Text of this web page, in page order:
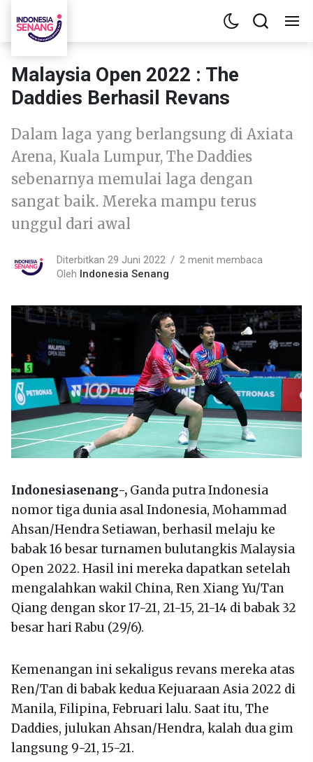
Malaysia Open 2022 : The
Daddies Berhasil Revans
Dalam laga yang berlangsung di Axiata
Arena, Kuala Lumpur, The Daddies
sebenarnya memulai laga dengan
sangat baik. Mereka mampu terus
unggul dari awal
Diterbitkan 29 Juni 2022
2 menit membaca
Oleh Indonesia Senang
Indonesiasenang-, Ganda putra Indonesia
nomor tiga dunia asal Indonesia, Mohammad
Ahsan/Hendra Setiawan, berhasil melaju ke
babak 16 besar turnamen bulutangkis Malaysia
Open 2022. Hasil ini mereka dapatkan setelah
mengalahkan wakil China, Ren Xiang Yu/Tan
Qiang dengan skor 17-21, 21-15, 21-14 di babak 32
besar hari Rabu (29/6).
Kemenangan ini sekaligus revans mereka atas
Ren/Tan di babak kedua Kejuaraan Asia 2022 di
Manila, Filipina, Februari lalu. Saat itu, The
Daddies, julukan Ahsan/Hendra, kalah dua gim
langsung 9-21, 15-21.